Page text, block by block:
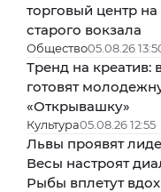
торговый центр на
старого вокзала
Общество05.08.26
Тренд на креатив:
готовят
«Открывашку»
Культура05.08.26 12:55
Львы проявят
Весы настроят
Рыбы вплетут